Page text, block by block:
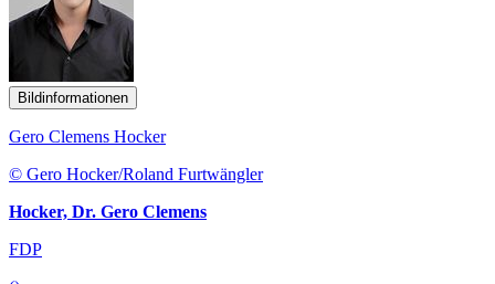
Bildinformationen
Gero Clemens Hocker
© Gero Hocker/Roland Furtwängler
Hocker, Dr. Gero Clemens
FDP